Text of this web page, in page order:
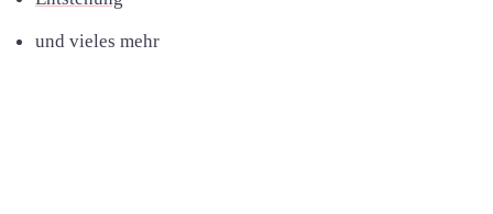
und vieles mehr